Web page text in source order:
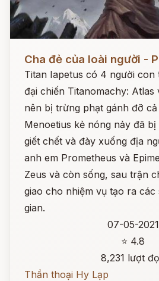
Cha đẻ của loài người -
Titan Iapetus có 4 người con
đại chiến Titanomachy: Atlas
nên bị trừng phạt gánh đỡ
Menoetius kẻ nóng nảy đã bị
giết chết và đày xuống địa
anh em Prometheus và
Zeus và còn sống, sau trận
giao cho nhiệm vụ tạo ra
gian.
07-05-2021
⭐ 4.8
8,231 lượt
Thần thoại Hy Lạp